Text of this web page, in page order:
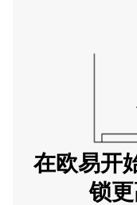
在欧易开
锁